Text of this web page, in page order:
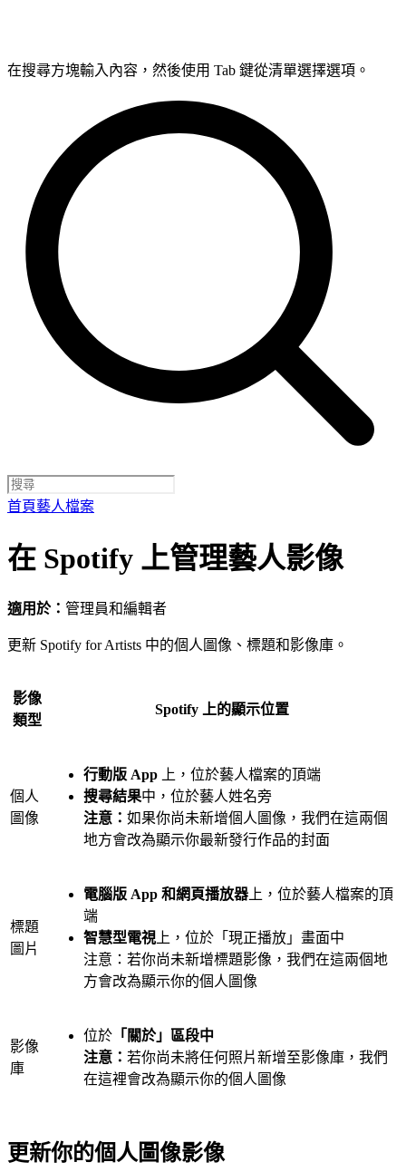
在搜尋方塊輸入內容，然後使用 Tab 鍵從清單選擇選項。
首頁藝人檔案
在 Spotify 上管理藝人影像
適用於： 管理員和編輯者
更新 Spotify for Artists 中的個人圖像、標題和影像庫。
影像
類型
Spotify 上的顯示位置
個人
圖像
行動版 App 上，位於藝人檔案的頂端
搜尋結果中，位於藝人姓名旁
注意： 如果你尚未新增個人圖像，我們在這兩個
地方會改為顯示你最新發行作品的封面
標題
圖片
電腦版 App 和網頁播放器 上，位於藝人檔案的頂
端
智慧型電視 上，位於「現正播放」畫面中
注意：若你尚未新增標題影像，我們在這兩個地
方會改為顯示你的個人圖像
影像
庫
位於 「關於」區段中
注意： 若你尚未將任何照片新增至影像庫，我們
在這裡會改為顯示你的個人圖像
更新你的個人圖像影像